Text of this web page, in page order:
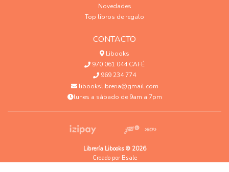
Novedades
Top libros de regalo
CONTACTO
Libooks
970 061 044 CAFÉ
969 234 774
libookslibreria@gmail.com
lunes a sábado de 9am a 7pm
Librería Libooks © 2026
Creado por Bsale